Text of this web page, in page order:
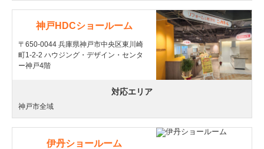
神戸HDCショールーム
〒650-0044 兵庫県神戸市中央区東川崎
町1-2-2 ハウジング・デザイン・センタ
ー神戸4階
対応エリア
神戸市全域
伊丹ショールーム